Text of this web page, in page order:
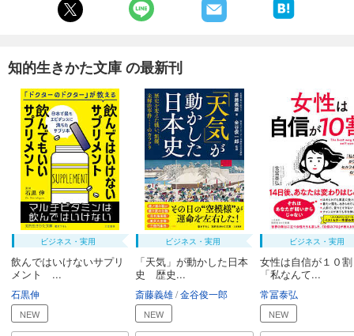
知的生きかた文庫 の最新刊
ビジネス・実用
飲んではいけないサプリ
メント ...
石黒伸
NEW
ビジネス・実用
「天気」が動かした日本
史 歴史...
斎藤義雄 金谷俊一郎
NEW
ビジネス・実用
女性は自信が１０
「私なんて...
常冨泰弘
NEW